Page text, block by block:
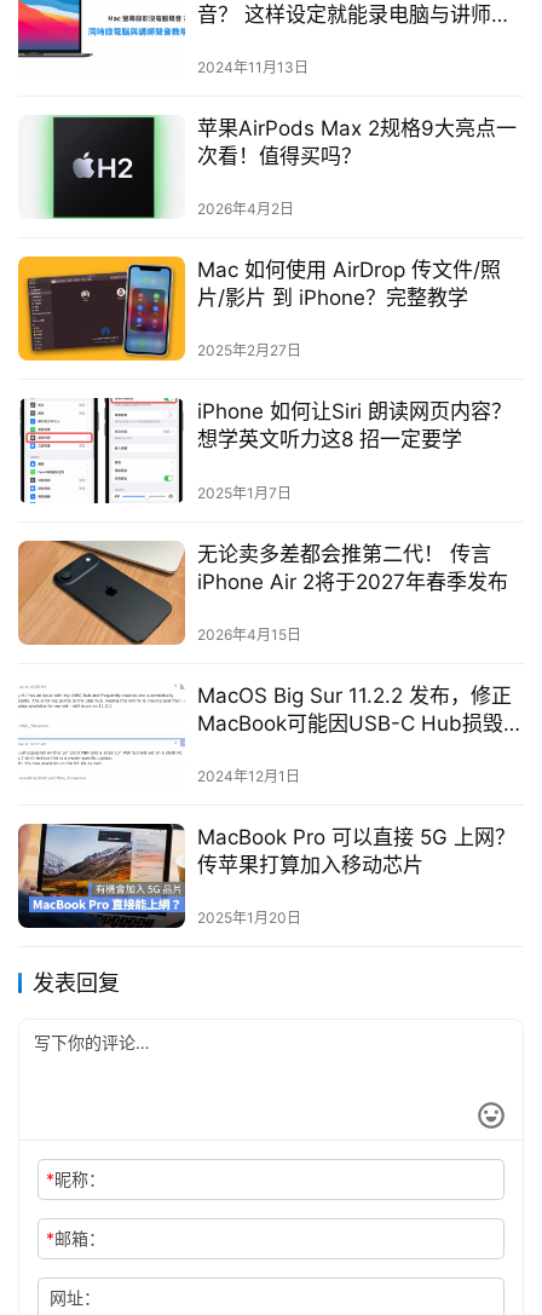
音？ 这样设定就能录电脑与讲师声
2024年11月13日
苹果AirPods Max 2规格9大亮点一
次看！值得买吗？
2026年4月2日
Mac 如何使用 AirDrop 传文件/照
片/影片 到 iPhone？完整教学
2025年2月27日
iPhone 如何让Siri 朗读网页内容？
想学英文听力这8 招一定要学
2025年1月7日
无论卖多差都会推第二代！ 传言
iPhone Air 2将于2027年春季发布
2026年4月15日
MacOS Big Sur 11.2.2 发布，修正
MacBook可能因USB-C Hub损毁的
2024年12月1日
MacBook Pro 可以直接 5G 上网？
传苹果打算加入移动芯片
2025年1月20日
发表回复
*昵称：
*邮箱：
网址：